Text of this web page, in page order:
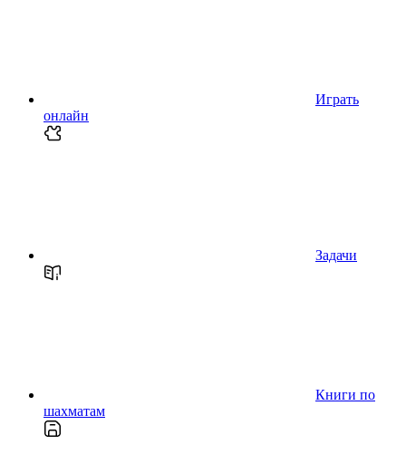
Играть
онлайн
Задачи
Книги по
шахматам